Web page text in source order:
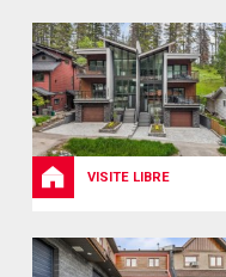
VISITE LIBRE